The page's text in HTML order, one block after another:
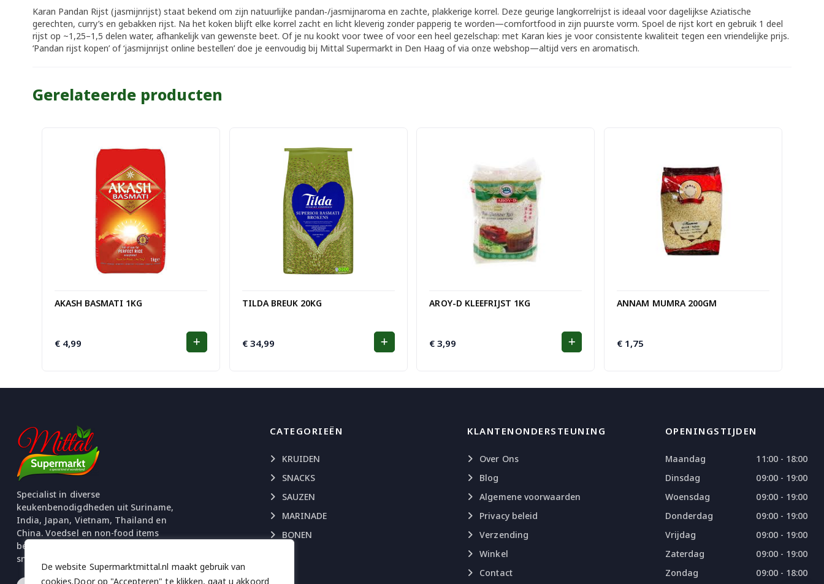
De website Supermarktmittal.nl maakt gebruik van
cookies.Door op "Accepteren" te klikken, gaat u akkoord
Karan Pandan Rijst (jasmijnrijst) staat bekend om zijn natuurlijke pandan‑/jasmijnaroma en zachte, plakkerige korrel. Deze geurige langkorrelrijst is ideaal voor dagelijkse Aziatische
gerechten, curry’s en gebakken rijst. Na het koken blijft elke korrel zacht en licht kleverig zonder papperig te worden—comfortfood in zijn puurste vorm. Spoel de rijst kort en gebruik 1 deel
rijst op ~1,25–1,5 delen water, afhankelijk van gewenste beet. Of je nu kookt voor twee of voor een heel gezelschap: met Karan kies je voor consistente kwaliteit tegen een vriendelijke prijs.
‘Pandan rijst kopen’ of ‘jasmijnrijst online bestellen’ doe je eenvoudig bij Mittal Supermarkt in Den Haag of via onze webshop—altijd vers en aromatisch.
Gerelateerde producten
AKASH BASMATI 1KG
€4,99
TILDA BREUK 20KG
€34,99
AROY-D KLEEFRIJST 1KG
€ 3,99
ANNAM MUMRA 200GM
€ 1,75
Specialist in diverse
keukenbenodigdheden uit Suriname,
India, Japan, Vietnam, Thailand en
China. Voedsel en non-food items
beschikbaar. Uitgebreide selectie
snacks en chips.
CATEGORIEËN
KRUIDEN
SNACKS
SAUZEN
MARINADE
BONEN
KLANTENONDERSTEUNING
Over Ons
Blog
Algemene voorwaarden
Privacy beleid
Verzending
Winkel
Contact
OPENINGSTIJDEN
Maandag
11:00 - 18:00
Dinsdag
09:00 - 19:00
Woensdag
09:00 - 19:00
Donderdag
09:00 - 19:00
Vrijdag
09:00 - 19:00
Zaterdag
09:00 - 19:00
Zondag
09:00 - 18:00